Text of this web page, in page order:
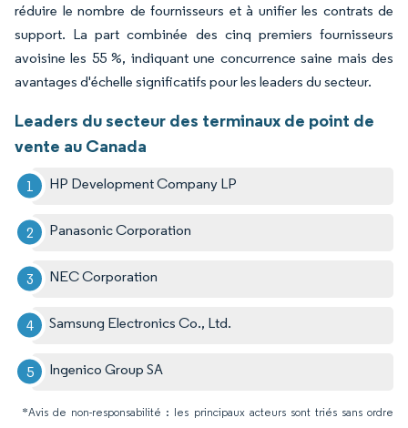
réduire le nombre de fournisseurs et à unifier les contrats de
support. La part combinée des cinq premiers fournisseurs
avoisine les 55 %, indiquant une concurrence saine mais des
avantages d'échelle significatifs pour les leaders du secteur.
Leaders du secteur des terminaux de point de
vente au Canada
HP Development Company LP
Panasonic Corporation
NEC Corporation
Samsung Electronics Co., Ltd.
Ingenico Group SA
*Avis de non-responsabilité : les principaux acteurs sont triés sans ordre